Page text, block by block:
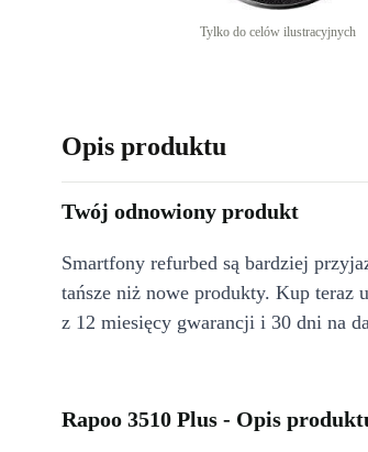
Tylko do celów ilustracyjnych
Opis produktu
Twój odnowiony produkt
Smartfony refurbed są bardziej
tańsze niż nowe produkty. Kup teraz
z 12 miesięcy gwarancji i 30 dni na
Rapoo 3510 Plus - Opis